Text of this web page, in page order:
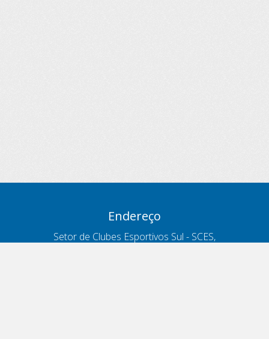
Endereço
Setor de Clubes Esportivos Sul - SCES,